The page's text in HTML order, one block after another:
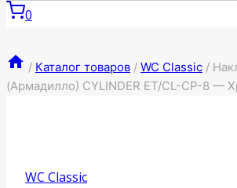
0
/ Каталог товаров / WC Classic /
(Армадилло) CYLINDER ET/CL-CP-8 —
WC Classic